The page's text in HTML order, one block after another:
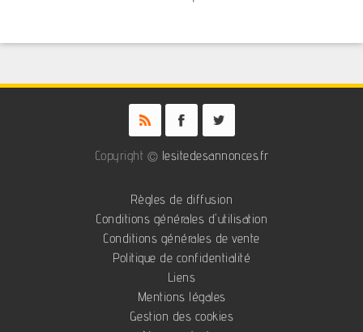
Copyright © lesitedesannonces.fr
Règles de diffusion
Conditions générales d'utilisation
Conditions générales de vente
Politique de confidentialité
Liens
Mentions légales
Gestion des cookies